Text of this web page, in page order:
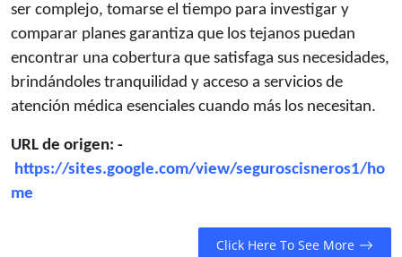
ser complejo, tomarse el tiempo para investigar y
comparar planes garantiza que los tejanos puedan
encontrar una cobertura que satisfaga sus necesidades,
brindándoles tranquilidad y acceso a servicios de
atención médica esenciales cuando más los necesitan.
URL de origen: -
https://sites.google.com/view/seguroscisneros1/ho
me
Click Here To See More